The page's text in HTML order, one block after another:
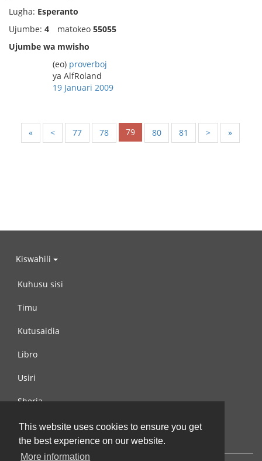
This website uses cookies to ensure you get
the best experience on our website.
More information
Lugha: Esperanto
Ujumbe: 4 matokeo 55055
Ujumbe wa mwisho
(eo) proverboj
ya AlfRoland
19 Januari 2009
« < 77 78 79 80 81 > »
Kiswahili
Kuhusu sisi
Timu
Kutusaidia
Libro
Usiri
Sheria
Wasiliana na si